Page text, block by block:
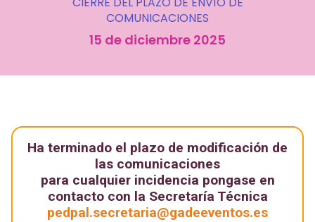
COMUNICACIONES
15 de diciembre 2025
Ha terminado el plazo de modificación de
las comunicaciones
para cualquier incidencia pongase en
contacto con la Secretaría Técnica
pedpal.secretaria@gadeeventos.es